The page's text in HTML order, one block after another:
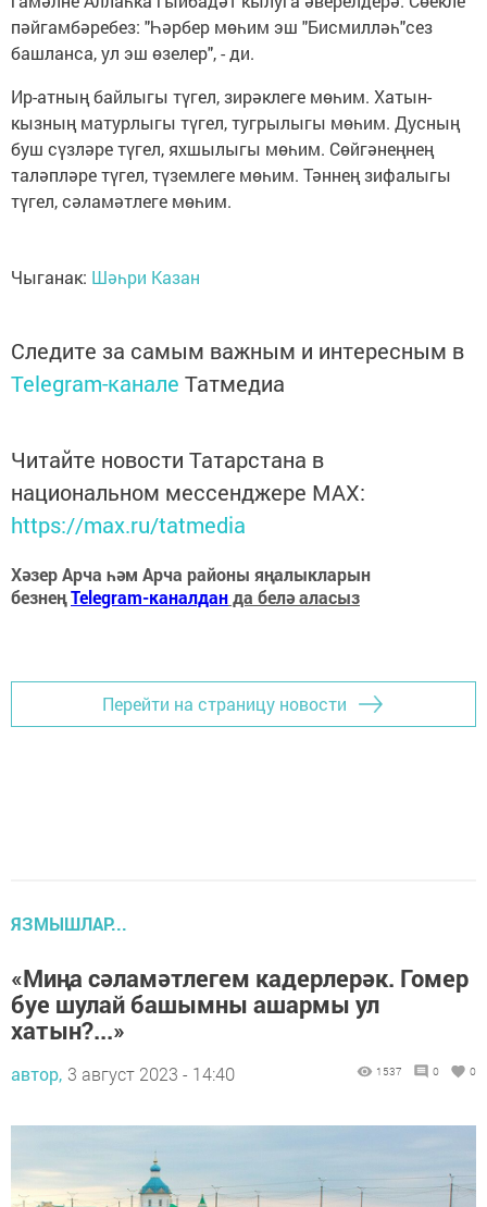
пәйгамбәребез: "Һәрбер мөһим эш "Бисмилләһ"сез
башланса, ул эш өзелер", - ди.
Ир-атның байлыгы түгел, зирәклеге мөһим. Хатын-
кызның матурлыгы түгел, тугрылыгы мөһим. Дусның
буш сүзләре түгел, яхшылыгы мөһим. Сөйгәнеңнең
таләпләре түгел, түземлеге мөһим. Тәннең зифалыгы
түгел, сәламәтлеге мөһим.
Чыганак: Шәһри Казан
Следите за самым важным и интересным в
Telegram-канале Татмедиа
Читайте новости Татарстана в
национальном мессенджере MАХ:
https://max.ru/tatmedia
Хәзер Арча һәм Арча районы яңалыкларын
безнеңTelegram-каналданда белә аласыз
Перейти на страницу новости
ЯЗМЫШЛАР...
«Миңа сәламәтлегем кадерлерәк. Гомер
буе шулай башымны ашармы ул
хатын?...»
автор, 3 август 2023 - 14:40 1537 0 0